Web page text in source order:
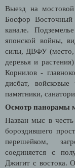
Выезд на
Босфор
канале. П
японской войны,
силы, ДВФУ (место,
деревья и
Корнилов -
дисбат,
памятники,
Осмотр панорамы
Назван мыс в честь
бороздившего
перешейком,
соединяется с
Джигит с востока.